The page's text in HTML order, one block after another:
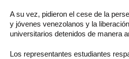
A su vez, pidieron el cese de la
y jóvenes venezolanos y la
universitarios detenidos de manera
Los representantes estudiantes